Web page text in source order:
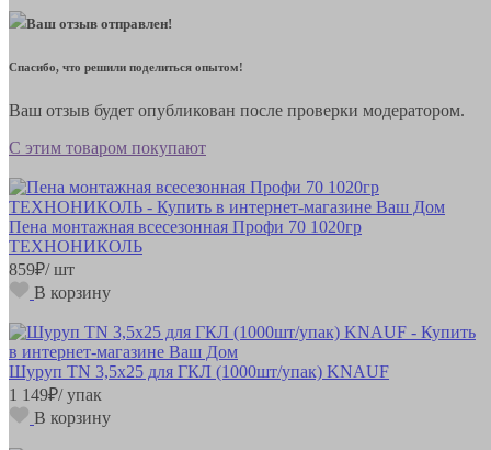
Ваш отзыв отправлен!
Спасибо, что решили поделиться опытом!
Ваш отзыв будет опубликован после проверки модератором.
С этим товаром покупают
Пена монтажная всесезонная Профи 70 1020гр
ТЕХНОНИКОЛЬ
859₽/ шт
В корзину
Шуруп TN 3,5х25 для ГКЛ (1000шт/упак) KNAUF
1 149₽/ упак
В корзину